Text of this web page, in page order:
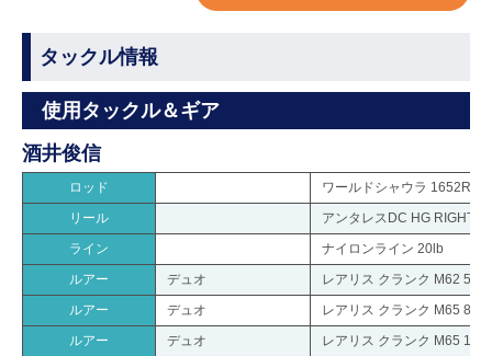
タックル情報
使用タックル＆ギア
酒井俊信
ロッド
ワールドシャウラ 1652R-2
リール
アンタレスDC HG RIGHT
ライン
ナイロンライン 20lb
ルアー
デュオ
レアリス クランク M62 5A
ルアー
デュオ
レアリス クランク M65 8A
ルアー
デュオ
レアリス クランク M65 11A